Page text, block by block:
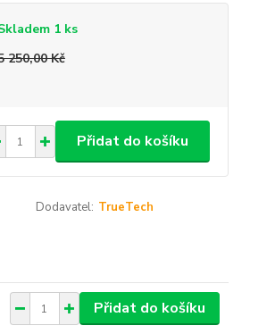
1 ks
250,00 Kč
Přidat do košíku
Dodavatel: TrueTech
Přidat do košíku